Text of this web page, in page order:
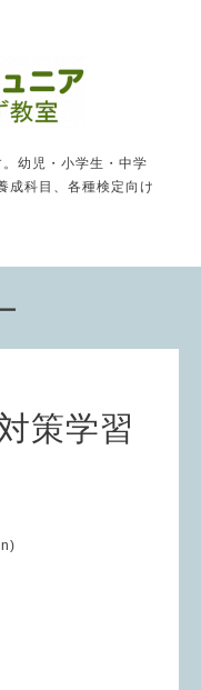
幼児・小学生・中学
成科目、各種検定向け
策学習